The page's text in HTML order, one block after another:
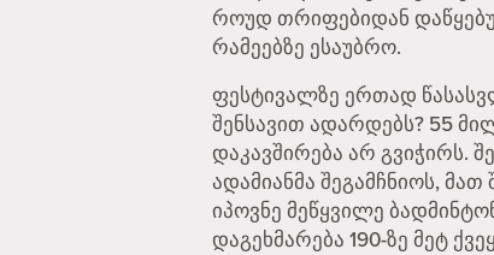
როუდ თრიფებიდან
რამეებზე ესაუბრო.
ფესტივალზე ერთად
შენსავით ადარდებს? 55
დაკავშირება არ გვიჭირს.
ადამიანმა შეგამჩნიოს,
იპოვნე მეწყვილე
დაგეხმარება 190-ზე მეტ